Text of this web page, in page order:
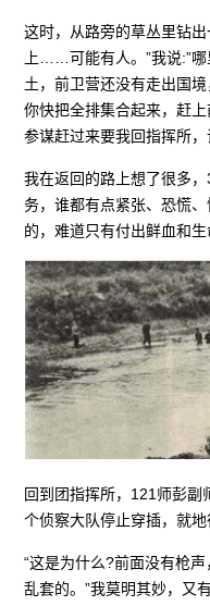
这时，从路旁的草丛里钻
上……可能有人。”我说:”
土，前卫营还没有走出国
你快把全排集合起来，赶
参谋赶过来要我回指挥所，
我在返回的路上想了很多
务，谁都有点紧张、恐慌
的，难道只有付出鲜血和
回到团指挥所，121师彭
个侦察大队停止穿插，就地
“这是为什么?前面没有枪
乱套的。”我莫明其妙，又